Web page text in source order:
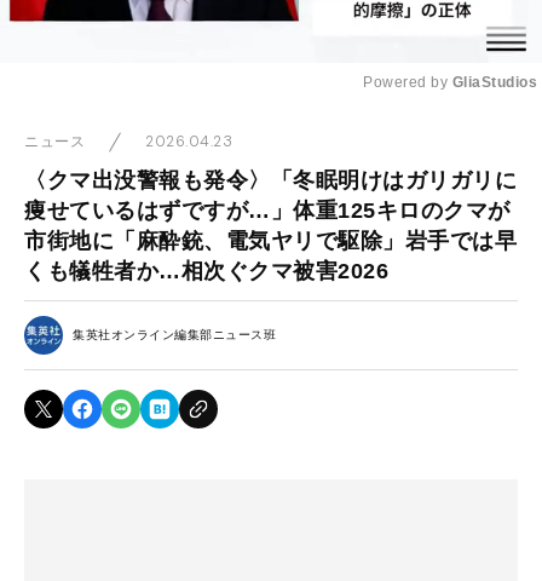
Powered by GliaStudios
ニュース 2026.04.23
〈クマ出没警報も発令〉「冬眠明けはガリガリに
痩せているはずですが…」体重125キロのクマが
市街地に「麻酔銃、電気ヤリで駆除」岩手では早
くも犠牲者か…相次ぐクマ被害2026
集英社オンライン編集部ニュース班